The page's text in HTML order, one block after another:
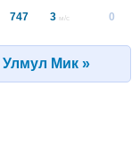
747 3 м/с 0
Улмул Мик »